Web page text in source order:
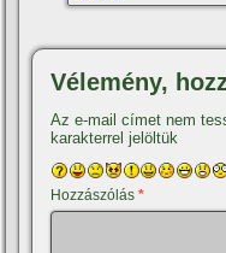
Vélemény,
Az e-mail címet nem
karakterrel jelöltük
Hozzászólás*